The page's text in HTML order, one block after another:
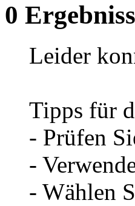
0
Leider
Tipps für
- Prüfen
-
- Wählen